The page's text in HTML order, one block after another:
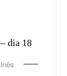
dia 18
Inês